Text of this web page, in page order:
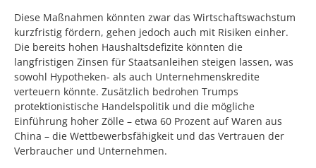
Diese Maßnahmen könnten zwar das Wirtschaftswachstum
kurzfristig fördern, gehen jedoch auch mit Risiken einher.
Die bereits hohen Haushaltsdefizite könnten die
langfristigen Zinsen für Staatsanleihen steigen lassen, was
sowohl Hypotheken- als auch Unternehmenskredite
verteuern könnte. Zusätzlich bedrohen Trumps
protektionistische Handelspolitik und die mögliche
Einführung hoher Zölle – etwa 60 Prozent auf Waren aus
China – die Wettbewerbsfähigkeit und das Vertrauen der
Verbraucher und Unternehmen.